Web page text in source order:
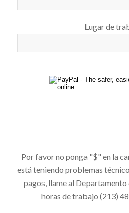
Lugar de
Por favor no ponga "$" en la
está teniendo problemas
pagos, llame al Departamento
horas de trabajo (213)